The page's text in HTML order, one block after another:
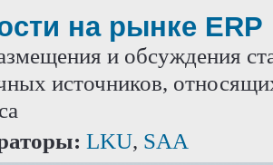
на рынке ERP
и обсуждения
источников,
LKU, SAA